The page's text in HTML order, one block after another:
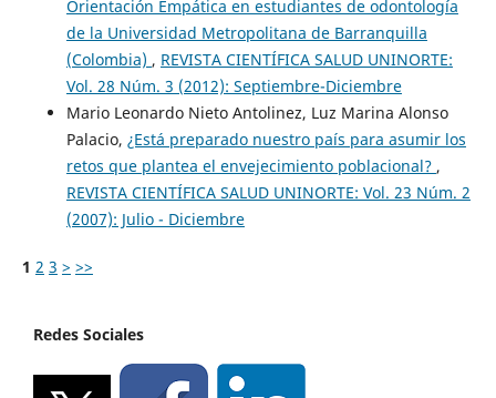
Orientación Empática en estudiantes de odontología
de la Universidad Metropolitana de Barranquilla
(Colombia) , REVISTA CIENTÍFICA SALUD UNINORTE:
Vol. 28 Núm. 3 (2012): Septiembre-Diciembre
Mario Leonardo Nieto Antolinez, Luz Marina Alonso
Palacio, ¿Está preparado nuestro país para asumir los
retos que plantea el envejecimiento poblacional? ,
REVISTA CIENTÍFICA SALUD UNINORTE: Vol. 23 Núm. 2
(2007): Julio - Diciembre
1 2 3 > >>
Redes Sociales